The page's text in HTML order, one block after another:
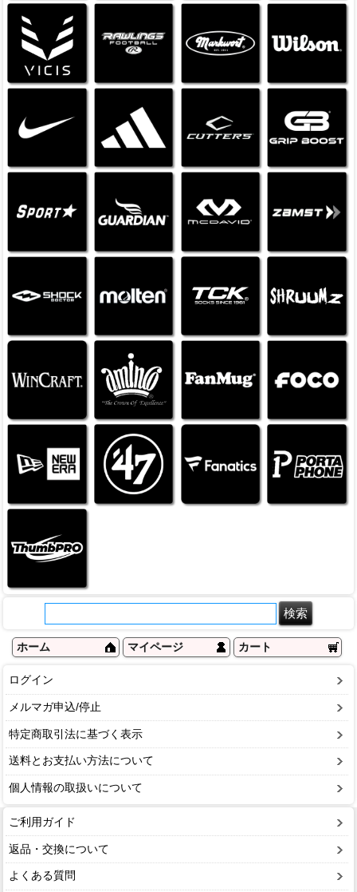
ホーム マイページ カート
ログイン
メルマガ申込/停止
特定商取引法に基づく表示
送料とお支払い方法について
個人情報の取扱いについて
ご利用ガイド
返品・交換について
よくある質問